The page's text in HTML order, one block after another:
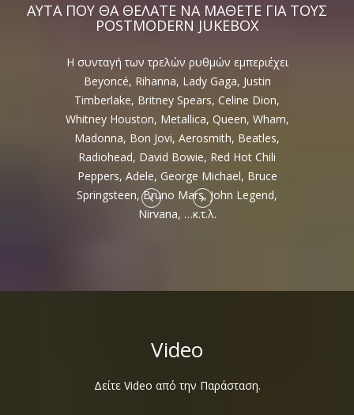
ΑΥΤΑ ΠΟΥ ΘΑ ΘΕΛΑΤΕ ΝΑ ΜΑΘΕΤΕ ΓΙΑ ΤΟΥΣ
POSTMODERN JUKEBOX
Οι Postmodern Jukebox έχουν ήδη
κυκλοφορήσει 10 άλμπουμ με τεράστια
επιτυχία και εκατομμύρια πωλήσεις.
Με τις παγκόσμιες περιοδείες τους, οι
φανατικοί θαυμαστές τους αυξάνονται με
απίστευτους ρυθμούς, ενώ στο YouTube
έχουν 700 εκατομμύρια προβολές (views) και
2,7 εκατομμύρια συνδρομητές (subscribers).
Video